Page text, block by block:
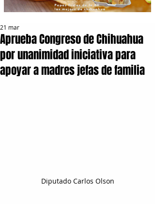
Aprueba Congreso de Chihuahua
por unanimidad iniciativa para
apoyar a madres jefas de familia
21 mar
Diputado Carlos Olson